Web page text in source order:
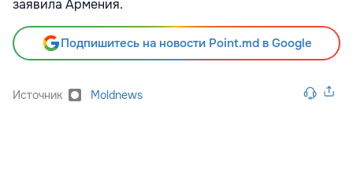
заявила Армения.
Подпишитесь на новости Point.md в Google
Источник Moldnews